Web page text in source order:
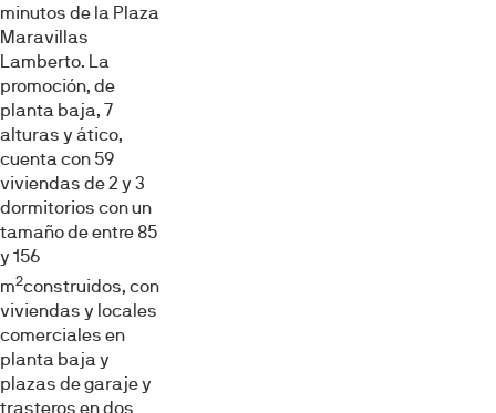
minutos de la Plaza
Maravillas
Lamberto. La
promoción, de
planta baja, 7
alturas y ático,
cuenta con 59
viviendas de 2 y 3
dormitorios con un
tamaño de entre 85
y 156
m2construidos, con
viviendas y locales
comerciales en
planta baja y
plazas de garaje y
trasteros en dos